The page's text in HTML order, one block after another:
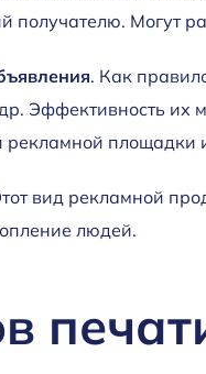
получателю. Могут
. Как
Эффективность их
рекламной
вид рекламной
людей.